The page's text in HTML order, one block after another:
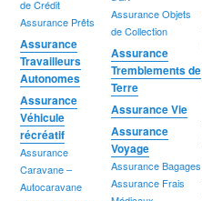
Assurance Objets
de Collection
de Crédit
Assurance Prêts
Assurance
Travailleurs
Autonomes
Assurance
Tremblements de
Terre
Assurance
Véhicule
récréatif
Assurance
Caravane –
Autocaravane
Assurance Vie
Assurance
Voyage
Assurance Bagages
Assurance Frais